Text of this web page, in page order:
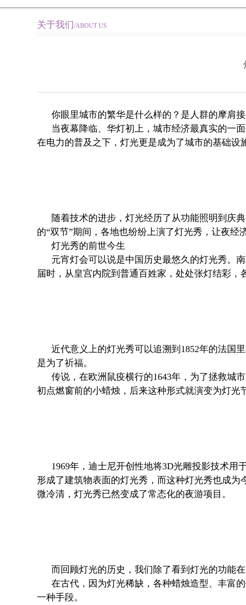
关于我们/ABOUT US
你眼里城市的繁华是什么样的？是人群的摩肩
当夜幕降临、华灯初上，城市经济最真实的一
在电力的普及之下，灯光更是成为了城市的基础设
随着技术的进步，灯光经历了从功能照明到庆
的“双节”期间，各地也纷纷上演了灯光秀，让夜
灯光秀的前世今生
元宵灯会可以说是中国历史最悠久的灯光秀。
届时，从皇宫内院到普通百姓家，处处张灯结彩，
近代意义上的灯光秀可以追溯到1852年的法国
是为了祈福。
传说，在欧洲鼠疫横行的1643年，为了拯救城
初点燃窗前的小蜡烛，后来这种形式就演变为灯光
1969年，迪士尼开创性地将3D光雕投影技术用
形成了建筑物表面的灯光秀，而这种灯光秀也成
微冷清，灯光秀已然变成了常态化的夜游项目。
而回顾灯光的历史，我们除了看到灯光的功能
在古代，因为灯光稀缺，各种蜡烛造型、丰富
一种手段。